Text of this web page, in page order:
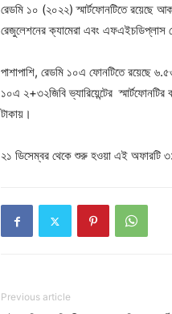
রেডমি ১০ (২০২২) স্মার্টফোনটিতে রয়েছে
রেজুলেশনের ক্যামেরা এবং এফএইচডিপ্লাস
পাশাপাশি, রেডমি ১০এ ফোনটিতে রয়েছে
১০এ ২+৩২জিবি ভ্যারিয়েন্টের
টাকায়।
২১ ডিসেম্বর থেকে শুরু হওয়া এই অফারটি
Previous article